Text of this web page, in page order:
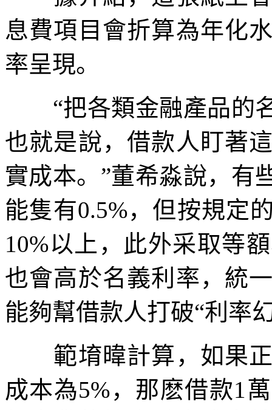
息費項目會折算為年化
率呈現。
“把各類金融產品的名
也就是說，借款人盯著
實成本。”董希淼說，有
能隻有0.5%，但按規定
10%以上，此外采取等
也會高於名義利率，統
能夠幫借款人打破“利率
範堉暐計算，如果正
成本為5%，那麽借款1